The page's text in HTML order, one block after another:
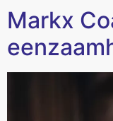
Markx